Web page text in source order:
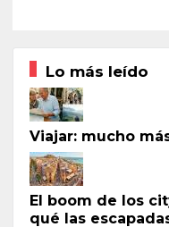
Lo más leído
Viajar: mucho
El boom de los
qué las